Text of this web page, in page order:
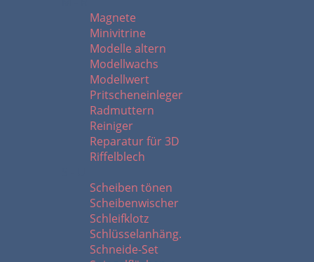
Magnete
Minivitrine
Modelle altern
Modellwachs
Modellwert
Pritscheneinleger
Radmuttern
Reiniger
Reparatur für 3D
Riffelblech
Scheiben tönen
Scheibenwischer
Schleifklotz
Schlüsselanhäng.
Schneide-Set